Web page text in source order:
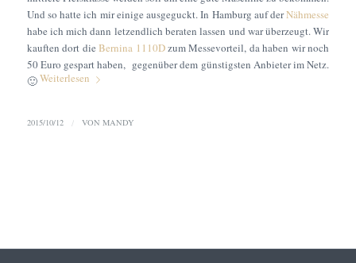
Und so hatte ich mir einige ausgeguckt. In Hamburg auf derNähmesse
habe ich mich dann letzendlich beraten lassen und war überzeugt. Wir
kauften dort dieBernina 1110Dzum Messevorteil, da haben wir noch
50 Euro gespart haben, gegenüber dem günstigsten Anbieter im Netz.
🙂Weiterlesen
2015/10/12 / VON MANDY